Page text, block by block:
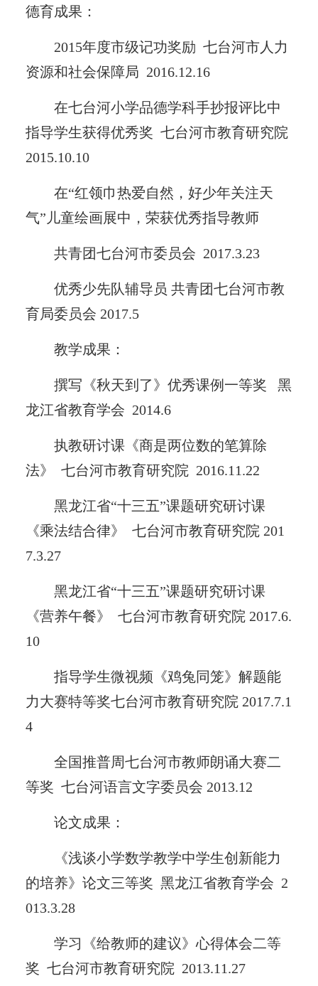
德育成果：
2015年度市级记功奖励 七台河市人力
资源和社会保障局 2016.12.16
在七台河小学品德学科手抄报评比中
指导学生获得优秀奖 七台河市教育研究院
2015.10.10
在“红领巾热爱自然，好少年关注天
气”儿童绘画展中，荣获优秀指导教师
共青团七台河市委员会 2017.3.23
优秀少先队辅导员 共青团七台河市教
育局委员会 2017.5
教学成果：
撰写《秋天到了》优秀课例一等奖 黑
龙江省教育学会 2014.6
执教研讨课《商是两位数的笔算除
法》 七台河市教育研究院 2016.11.22
黑龙江省“十三五”课题研究研讨课
《乘法结合律》 七台河市教育研究院 201
7.3.27
黑龙江省“十三五”课题研究研讨课
《营养午餐》 七台河市教育研究院 2017.6.
10
指导学生微视频《鸡兔同笼》解题能
力大赛特等奖七台河市教育研究院 2017.7.1
4
全国推普周七台河市教师朗诵大赛二
等奖 七台河语言文字委员会 2013.12
论文成果：
《浅谈小学数学教学中学生创新能力
的培养》论文三等奖 黑龙江省教育学会 2
013.3.28
学习《给教师的建议》心得体会二等
奖 七台河市教育研究院 2013.11.27